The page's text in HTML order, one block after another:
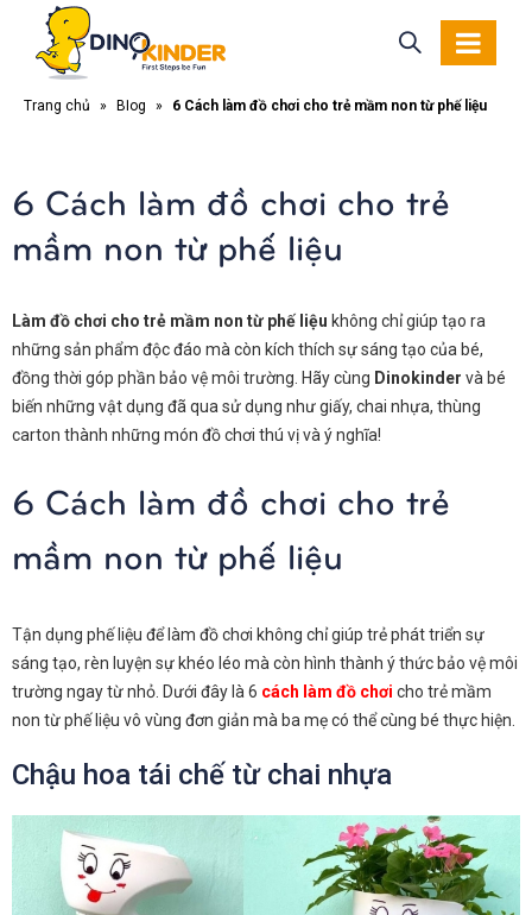
Trang chủ » Blog » 6 Cách làm đồ chơi cho trẻ mầm non từ phế liệu
6 Cách làm đồ chơi cho trẻ
mầm non từ phế liệu
Làm đồ chơi cho trẻ mầm non từ phế liệu không chỉ giúp tạo ra
những sản phẩm độc đáo mà còn kích thích sự sáng tạo của bé,
đồng thời góp phần bảo vệ môi trường. Hãy cùng Dinokinder và bé
biến những vật dụng đã qua sử dụng như giấy, chai nhựa, thùng
carton thành những món đồ chơi thú vị và ý nghĩa!
6 Cách làm đồ chơi cho trẻ
mầm non từ phế liệu
Tận dụng phế liệu để làm đồ chơi không chỉ giúp trẻ phát triển sự
sáng tạo, rèn luyện sự khéo léo mà còn hình thành ý thức bảo vệ môi
trường ngay từ nhỏ. Dưới đây là 6 cách làm đồ chơi cho trẻ mầm
non từ phế liệu vô vùng đơn giản mà ba mẹ có thể cùng bé thực hiện.
Chậu hoa tái chế từ chai nhựa